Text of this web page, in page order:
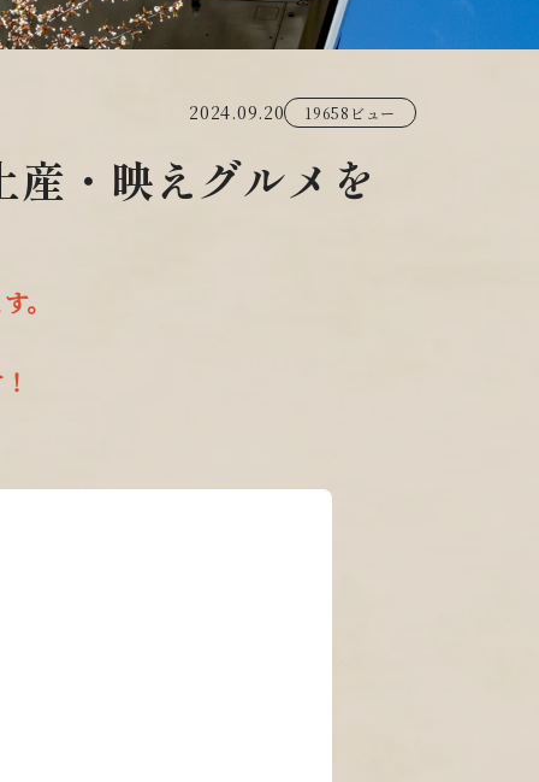
・映えグルメを
。
2024.09.20 19658ビュー